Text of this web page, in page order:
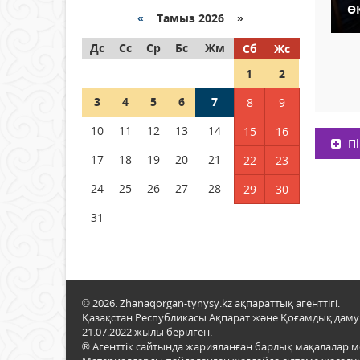
граждане Казахстана,
находящиеся за рубежом?
05 тамыз 2026 ж. 132
Шетелде жүрген Қазақстан
азаматтары қалай дауыс
бере алады?
« Тамыз 2026 »
Дс
Сс Ср Бс Жм Сб
Жс
1
2
3
4 5 6 7 8
9
10
11 12 13 14 15
16
17
18 19 20 21 22
23
24
25 26 27 28 29
30
31
© 2026. Zhanaqorgan-tynysy.kz ақпараттық агенттігі.
Қазақстан Республикасы Ақпарат және Қоғамдық даму
21.07.2022 жылы берілген.
® Агенттік сайтында жарияланған барлық